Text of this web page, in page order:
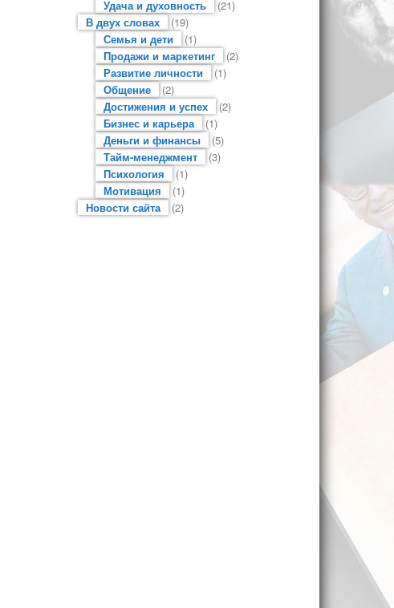
Удача и духовность
(21)
В двух словах
(19)
Семья и дети
(1)
Продажи и маркетинг
(2)
Развитие личности
(1)
Общение
(2)
Достижения и успех
(2)
Бизнес и карьера
(1)
Деньги и финансы
(5)
Тайм-менеджмент
(3)
Психология
(1)
Мотивация
(1)
Новости сайта
(2)